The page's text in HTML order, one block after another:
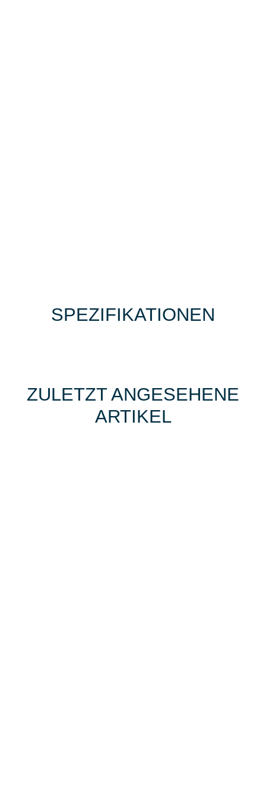
SPEZIFIKATIONEN
ZULETZT ANGESEHENE
ARTIKEL